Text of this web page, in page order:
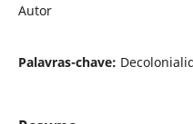
Autor
Palavras-chave: